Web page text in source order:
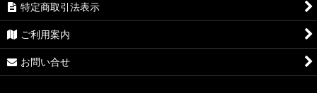
特定商取引法表示
ご利用案内
お問い合せ